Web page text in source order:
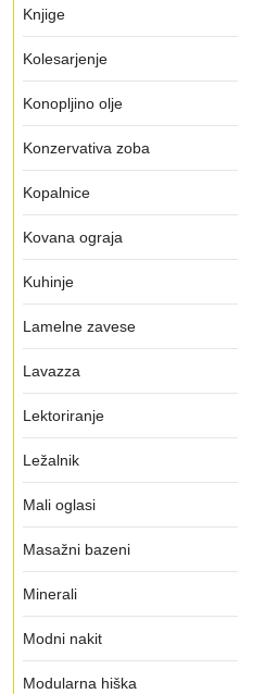
Knjige
Kolesarjenje
Konopljino olje
Konzervativa zoba
Kopalnice
Kovana ograja
Kuhinje
Lamelne zavese
Lavazza
Lektoriranje
Ležalnik
Mali oglasi
Masažni bazeni
Minerali
Modni nakit
Modularna hiška